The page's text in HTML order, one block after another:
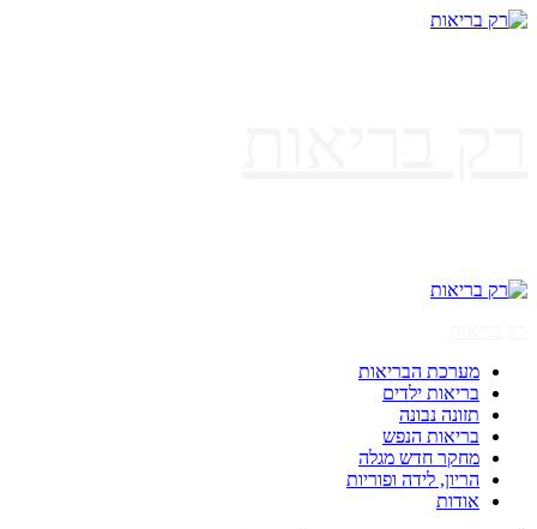
Skip
Primary
מערכת הבריאות
בריאות ילדים
תזונה נבונה
בריאות הנפש
מחקר חדש מגלה
הריון, לידה ופוריות
אודות